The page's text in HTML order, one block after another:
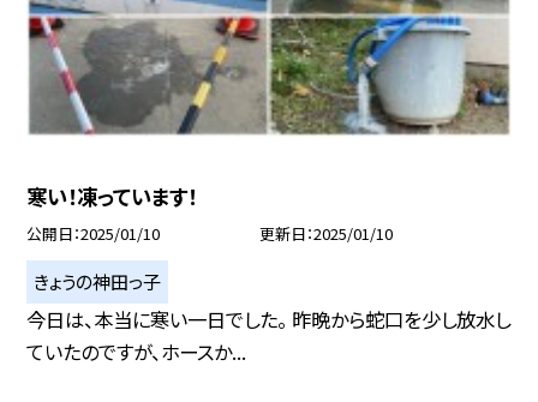
寒い！凍っています！
公開日 2025/01/10 更新日 2025/01/10
きょうの神田っ子
今日は、本当に寒い一日でした。 昨晩から蛇口を少し放水し
ていたのですが、ホースか...